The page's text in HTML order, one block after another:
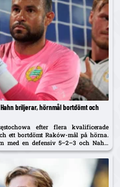
briljerar, hörnmål bortdömt och
efter flera kvalificerade
ett bortdömt Raków-mål på hörna.
med en defensiv 5–2–3 och Nahir
av spelarna. Returen spelas...